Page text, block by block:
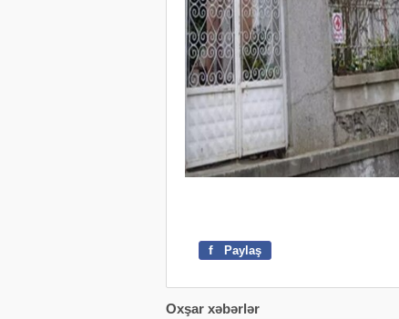
f Paylaş
Oxşar xəbərlər